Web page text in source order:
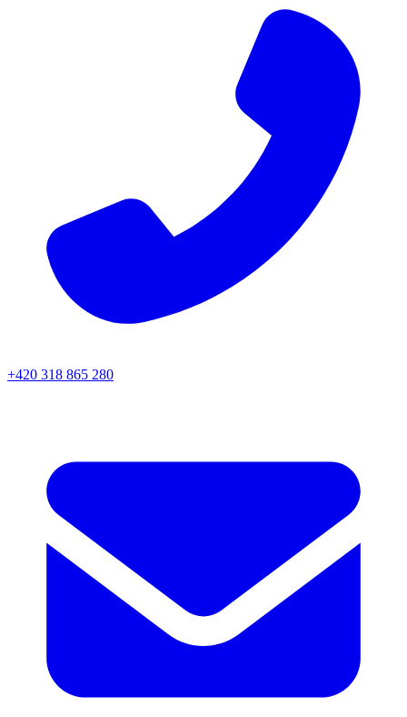
+420 318 865 280